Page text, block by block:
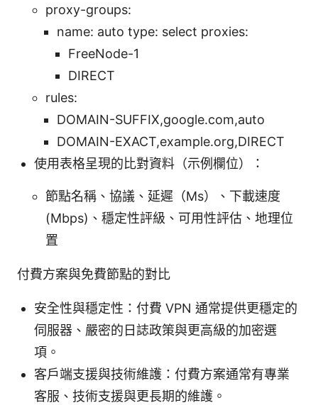
proxy-groups:
name: auto type: select proxies:
FreeNode-1
DIRECT
rules:
DOMAIN-SUFFIX,google.com,auto
DOMAIN-EXACT,example.org,DIRECT
使用表格呈現的比對資料（示例欄位）：
節點名稱、協議、延遲（Ms）、下載速度
(Mbps)、穩定性評級、可用性評估、地理位
置
付費方案與免費節點的對比
安全性與穩定性：付費 VPN 通常提供更穩定的
伺服器、嚴密的日誌政策與更高級的加密選
項。
客戶端支援與技術維護：付費方案通常有專業
客服、技術支援與更長期的維護。